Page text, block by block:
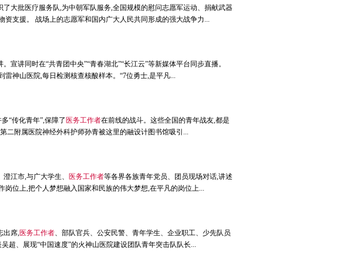
了大批医疗服务队,为中朝军队服务,全国规模的慰问志愿军运动、捐献武器
支援。 战场上的志愿军和国内广大人民共同形成的强大战争力...
宣讲同时在“共青团中央”“青春湖北”“长江云”等新媒体平台同步直播。
神山医院,每日检测核查核酸样本。“7位勇士,是平凡...
“传化青年”,保障了 医务工作者在前线的战斗。这些全国的青年战友,都是
二附属医院神经外科护师孙青被这里的融设计图书馆吸引...
江市,与广大学生、 医务工作者等各界各族青年党员、团员现场对话,讲述
位上,把个人梦想融入国家和民族的伟大梦想,在平凡的岗位上...
出席,医务工作者、部队官兵、公安民警、青年学生、企业职工、少先队员
超、展现“中国速度”的火神山医院建设团队青年突击队队长...